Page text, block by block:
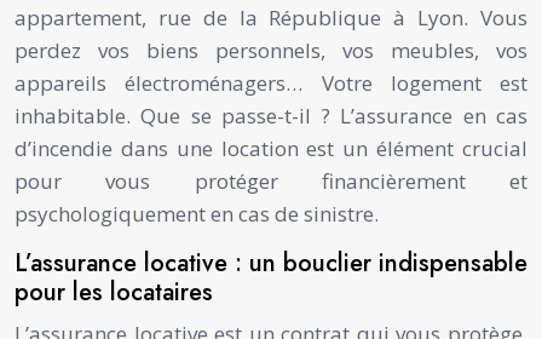
appartement, rue de la République à Lyon. Vous
perdez vos biens personnels, vos meubles, vos
appareils électroménagers… Votre logement est
inhabitable. Que se passe-t-il ? L’assurance en cas
d’incendie dans une location est un élément crucial
pour vous protéger financièrement et
psychologiquement en cas de sinistre.
L’assurance locative : un bouclier indispensable
pour les locataires